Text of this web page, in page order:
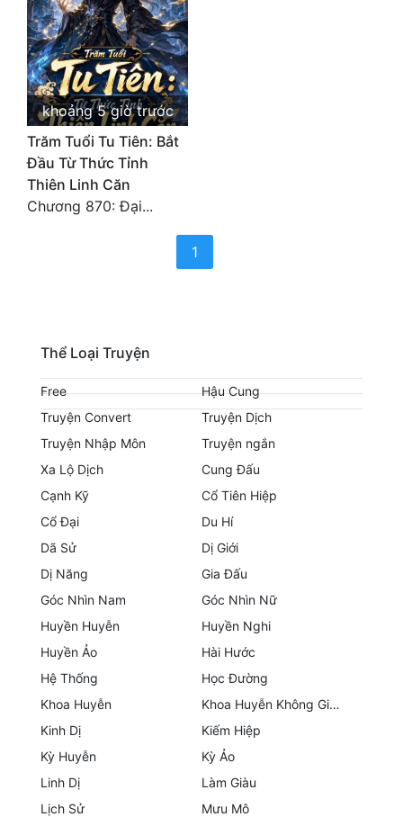
Du Hí
Dã Sử
Dị Giới
Dị Năng
Gia Đấu
Góc Nhìn Nam
Huyền Ảo
Hài Hước
Hệ Thống
Khoa Huyễn
Khoa Huyễn Không Gian
Kiếm Hiệp
Lịch Sử
khoảng 5 giờ trước
Trăm Tuổi Tu Tiên: Bắt
Đầu Từ Thức Tỉnh
Thiên Linh Căn
Chương 870: Đại...
1
(current)
Thể Loại Truyện
Free
Hậu Cung
Truyện Convert
Truyện Dịch
Truyện Nhập Môn
Truyện ngắn
Xa Lộ Dịch
Cung Đấu
Cạnh Kỹ
Cổ Tiên Hiệp
Cổ Đại
Du Hí
Dã Sử
Dị Giới
Dị Năng
Gia Đấu
Góc Nhìn Nam
Góc Nhìn Nữ
Huyền Huyễn
Huyền Nghi
Huyền Ảo
Hài Hước
Hệ Thống
Học Đường
Khoa Huyễn
Khoa Huyễn Không Gian
Kinh Dị
Kiếm Hiệp
Kỳ Huyễn
Kỳ Ảo
Linh Dị
Làm Giàu
Lịch Sử
Mưu Mô